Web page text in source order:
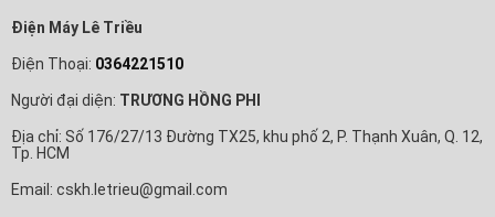
Điện Máy Lê Triều
Điện Thoại: 0364221510
Người đại diện: TRƯƠNG HỒNG PHI
Địa chỉ: Số 176/27/13 Đường TX25, khu phố 2, P. Thạnh Xuân, Q. 12,
Tp. HCM
Email: cskh.letrieu@gmail.com